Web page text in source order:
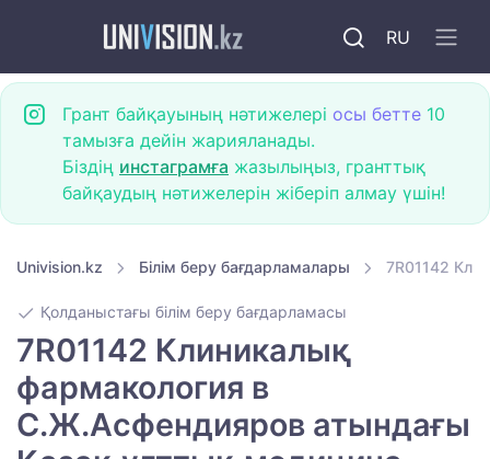
RU
Грант байқауының нәтижелері осы бетте 10
тамызға дейін жарияланады.
Біздің инстаграмға жазылыңыз, гранттық
байқаудың нәтижелерін жіберіп алмау үшін!
Univision.kz Білім беру бағдарламалары 7R01142
Қолданыстағы білім беру бағдарламасы
7R01142 Клиникалық
фармакология в
С.Ж.Асфендияров атындағы